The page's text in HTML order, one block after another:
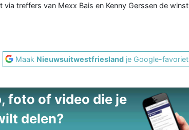
treffers van Mexx Bais en Kenny Gerssen de winst
Maak Nieuwsuitwestfriesland je Google-favoriet
foto of video die je
delen?